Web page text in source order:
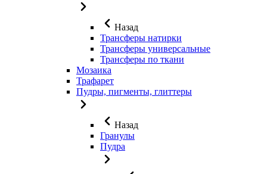
Назад
Трансферы натирки
Трансферы универсальные
Трансферы по ткани
Мозаика
Трафарет
Пудры, пигменты, глиттеры
Назад
Гранулы
Пудра